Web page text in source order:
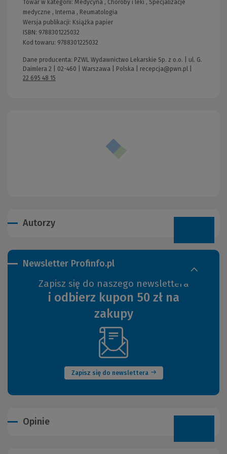
Towar w kategorii: Medycyna , Choroby i leki , Specjalizacje
medyczne , Interna , Reumatologia
Wersja publikacji: Książka papier
ISBN: 9788301225032
Kod towaru: 9788301225032
Dane producenta: PZWL Wydawnictwo Lekarskie Sp. z o.o. | ul. G.
Daimlera 2 | 02-460 | Warszawa | Polska | recepcja@pwn.pl
22 695 48 15
Autorzy
Newsletter Profinfo.pl
Zapisz się do naszego newslettera
i odbierz kupon 50 zł na
zakupy
Zapisz się do newslettera
(Nowe
okno)
Opinie